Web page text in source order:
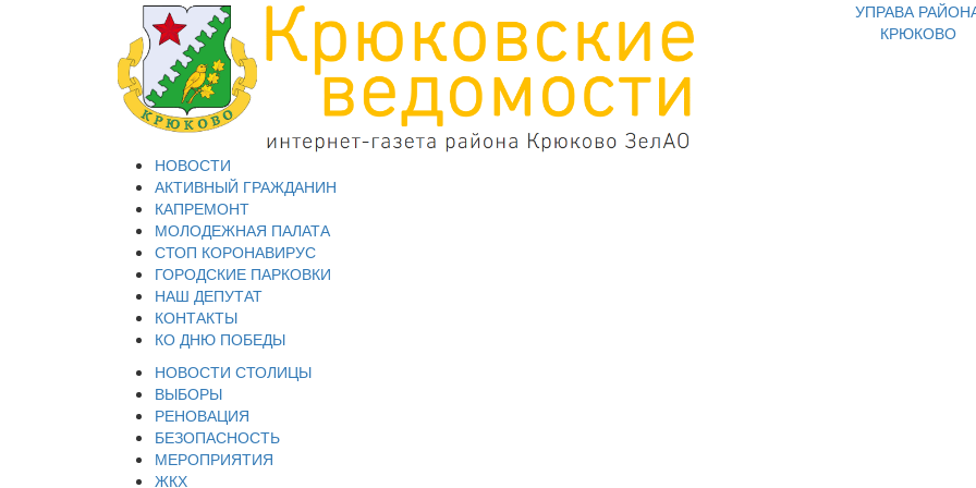
УПРАВА
КРЮКОВО
НОВОСТИ
АКТИВНЫЙ ГРАЖДАНИН
КАПРЕМОНТ
МОЛОДЕЖНАЯ ПАЛАТА
СТОП КОРОНАВИРУС
ГОРОДСКИЕ ПАРКОВКИ
НАШ ДЕПУТАТ
КОНТАКТЫ
КО ДНЮ ПОБЕДЫ
НОВОСТИ СТОЛИЦЫ
ВЫБОРЫ
РЕНОВАЦИЯ
БЕЗОПАСНОСТЬ
МЕРОПРИЯТИЯ
ЖКХ